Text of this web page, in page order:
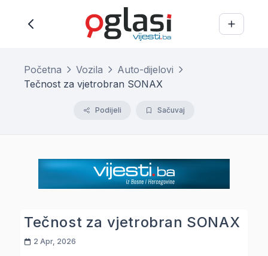
Početna Vozila
Auto-dijelovi
Tečnost za vjetrobran SONAX
Podijeli Sačuvaj
Tečnost za vjetrobran SONAX
2 Apr, 2026